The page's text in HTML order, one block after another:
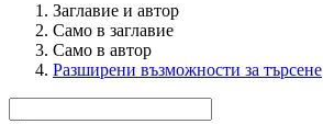
Заглавие и автор
Само в заглавие
Само в автор
Разширени възможности за търсене